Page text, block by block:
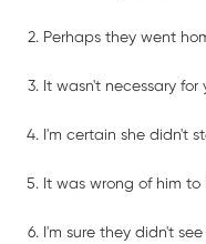
Perhaps they went
It wasn't necessary
I'm certain she didn't
It was wrong of him to
I'm sure they didn't